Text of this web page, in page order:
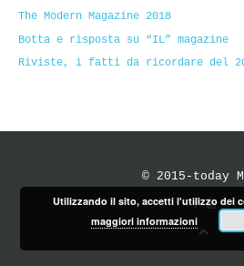
The Modern Magazine 2018
Botta e risposta su “IL” magazine
Riviste, i fatti da ricordare del
© 2015-today
Utilizzando il sito, accetti l'utilizzo dei
maggiori informazioni